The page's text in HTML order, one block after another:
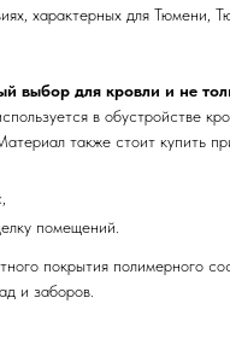
характерных для Тюмени,
выбор для кровли и не
в обустройстве
также стоит купить
помещений.
покрытия полимерного
и заборов.